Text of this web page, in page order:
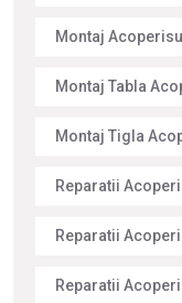
Montaj
Montaj Tabla
Montaj Tigla
Reparatii
Reparatii
Reparatii